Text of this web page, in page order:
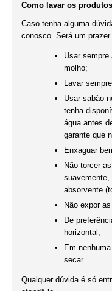
Como lavar os
Caso tenha alguma
conosco. Será um
Usar
molho;
Lavar
Usar sabão
tenha
água antes
garante que
Enxaguar
Não torcer
suavemente,
absorvente
Não expor
De
horizontal;
Em
secar.
Qualquer dúvida é só